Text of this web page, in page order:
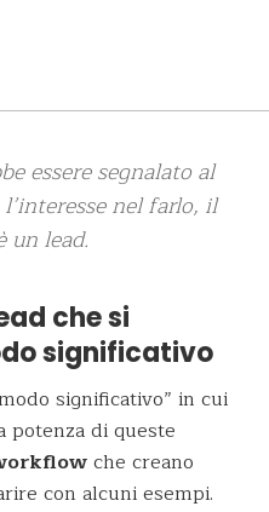
essere segnalato al
nel farlo, il
un lead.
che si
significativo
significativo” in cui
potenza di queste
che creano
con alcuni esempi.